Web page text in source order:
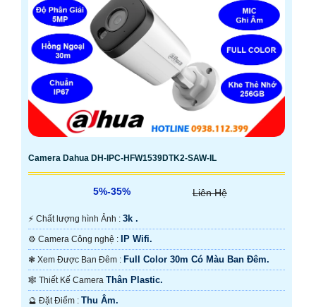
Camera Dahua DH-IPC-HFW1539DTK2-SAW-IL
5%-35% Liên Hệ
️⚡ Chất lượng hình Ảnh : 3k .
⚙ Camera Công nghệ : IP Wifi.
❃ Xem Được Ban Đêm : Full Color 30m Có Màu Ban Ðêm.
🕸️ Thiết Kế Camera Thân Plastic.
️🔮 Đặt Điểm : Thu Âm.